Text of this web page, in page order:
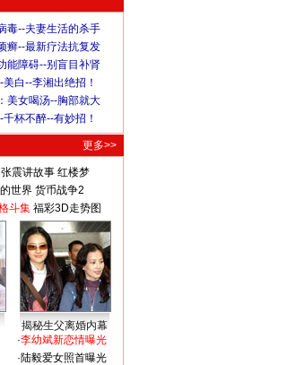
毒--夫妻生活的杀手
癣--最新疗法抗复发
能障碍--别盲目补肾
美白--李湘出绝招！
美女喝汤--胸部就大
千杯不醉--有妙招！
更多>>
张震讲故事 红楼梦
世界 货币战争2
斗集 福彩3D走势图
揭秘生父离婚内幕
·李幼斌新恋情曝光
·陆毅爱女照首曝光